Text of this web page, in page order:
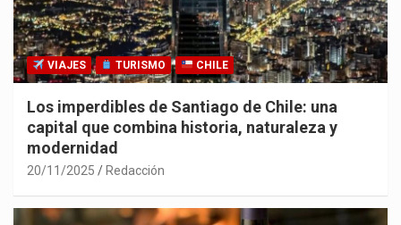
VIAJES TURISMO CHILE
Los imperdibles de Santiago de Chile: una
capital que combina historia, naturaleza y
modernidad
20/11/2025 Redacción